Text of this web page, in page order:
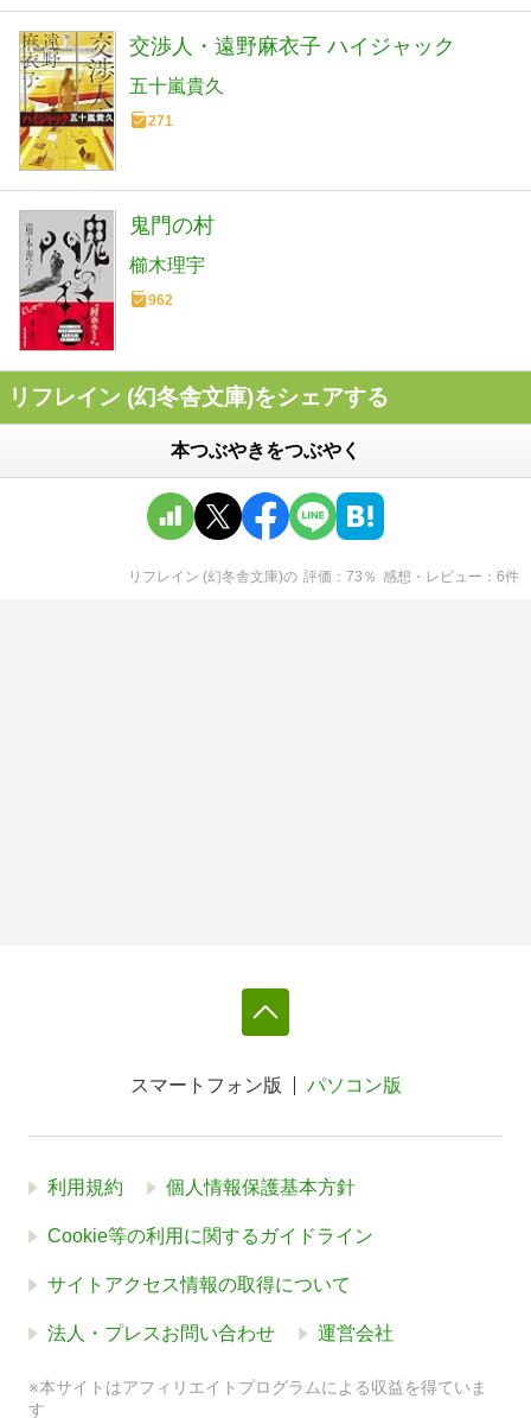
交渉人・遠野麻衣子 ハイジャック
五十嵐貴久
271
鬼門の村
櫛木理宇
962
リフレイン (幻冬舎文庫)をシェアする
本つぶやきをつぶやく
リフレイン (幻冬舎文庫)の 評価 73 ％ 感想・レビュー 6件
スマートフォン版 パソコン版
利用規約 個人情報保護基本方針
Cookie等の利用に関するガイドライン
サイトアクセス情報の取得について
法人・プレスお問い合わせ 運営会社
※本サイトはアフィリエイトプログラムによる収益を得ていま
す